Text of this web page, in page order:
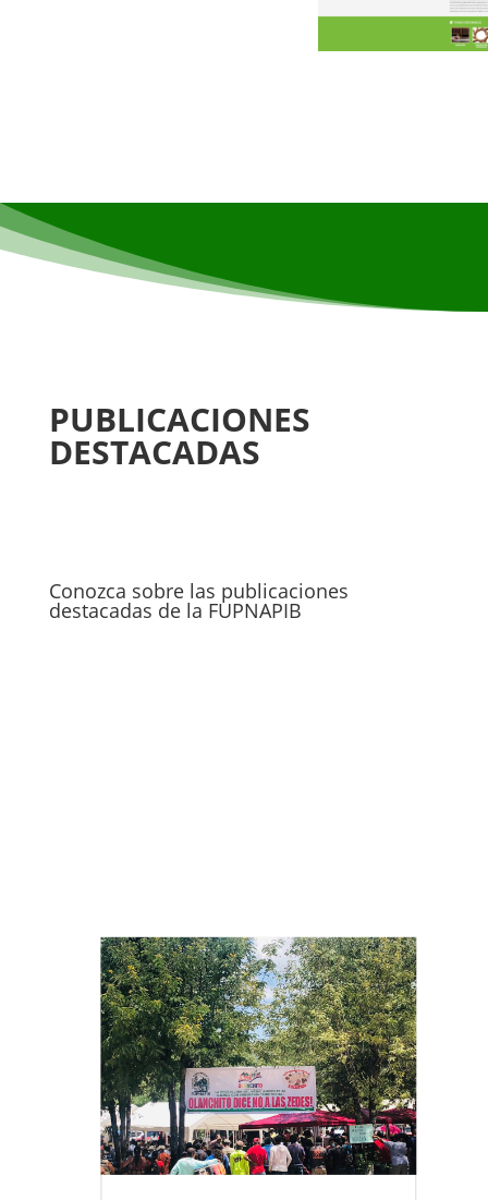
PUBLICACIONES
DESTACADAS
Conozca sobre las publicaciones
destacadas de la FUPNAPIB